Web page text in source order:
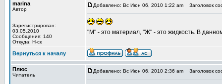
marina
Автор
Зарегистрирован:
03.05.2010
Сообщения: 140
Откуда: Н-ск
Добавлено: Вс Июн 06, 2010 1:22 am Заголовок
"М" - это материал, "Ж" - это жидкость. В
Вернуться к началу
Плюс
Читатель
Добавлено: Вс Июн 06, 2010 2:36 am Заголовок